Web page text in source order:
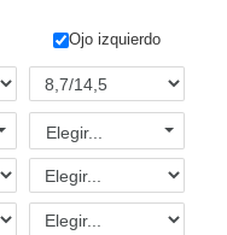
Ojo izquierdo
Elegir...